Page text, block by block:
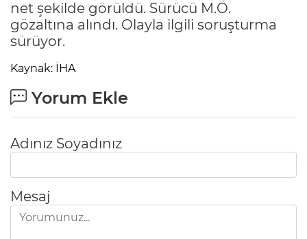
net şekilde görüldü. Sürücü M.Ö.
gözaltına alındı. Olayla ilgili soruşturma
sürüyor.
Kaynak: İHA
Yorum Ekle
Adınız Soyadınız
Mesaj